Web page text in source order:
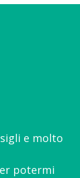
e molto
potermi